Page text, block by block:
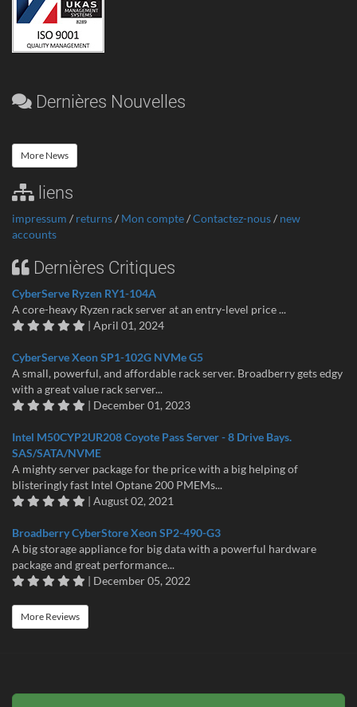
Dernières Nouvelles
More News
liens
impressum / returns/ Mon compte/Contactez-nous/ new
accounts
Dernières Critiques
CyberServe Ryzen RY1-104A
A core-heavy Ryzen rack server at an entry-level price ...
| April 01, 2024
CyberServe Xeon SP1-102G NVMe G5
A small, powerful, and affordable rack server. Broadberry gets edgy
with a great value rack server...
| December 01, 2023
Intel M50CYP2UR208 Coyote Pass Server - 8 Drive Bays.
SAS/SATA/NVME
A mighty server package for the price with a big helping of
blisteringly fast Intel Optane 200 PMEMs...
| August 02, 2021
Broadberry CyberStore Xeon SP2-490-G3
A big storage appliance for big data with a powerful hardware
package and great performance...
| December 05, 2022
More Reviews